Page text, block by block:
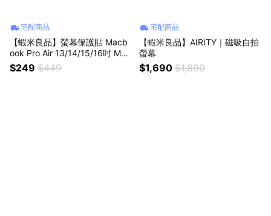
宅配商品
【蝦米良品】螢幕保護貼 Macb
ook Pro Air 13/14/15/16吋 M1~
M5 霧面 藍光 防偷窺 防刮保護
膜 螢幕貼
$249 $449
宅配商品
【蝦米良品】AIRITY｜磁吸自拍
螢幕
$1,690 $1,890